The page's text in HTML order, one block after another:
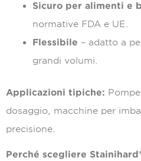
Sicuro per alimenti e
normative FDA e UE.
Flessibile – adatto a
grandi volumi.
Applicazioni tipiche:
dosaggio, macchine per
precisione.
Perché scegliere